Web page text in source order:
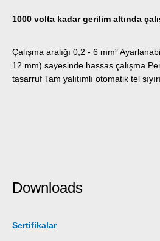
1000 volta kadar gerilim altında
Çalışma aralığı 0,2 - 6 mm²
12 mm) sayesinde hassas çalışma
tasarruf Tam yalıtımlı otomatik tel
Downloads
Sertifikalar